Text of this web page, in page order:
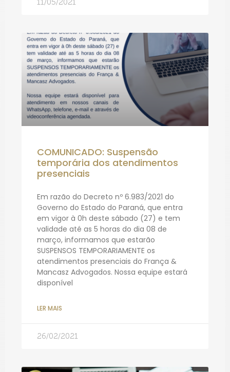
11/05/2021
COMUNICADO: Suspensão
temporária dos atendimentos
presenciais
Em razão do Decreto nº 6.983/2021 do
Governo do Estado do Paraná, que entra
em vigor à 0h deste sábado (27) e tem
validade até as 5 horas do dia 08 de
março, informamos que estarão
SUSPENSOS TEMPORARIAMENTE os
atendimentos presenciais do França &
Mancasz Advogados. Nossa equipe estará
disponível
LER MAIS
26/02/2021